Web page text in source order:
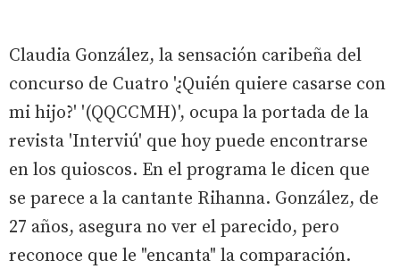
Claudia González, la sensación caribeña del
concurso de Cuatro '¿Quién quiere casarse con
mi hijo?' '(QQCCMH)', ocupa la portada de la
revista 'Interviú' que hoy puede encontrarse
en los quioscos. En el programa le dicen que
se parece a la cantante Rihanna. González, de
27 años, asegura no ver el parecido, pero
reconoce que le "encanta" la comparación.